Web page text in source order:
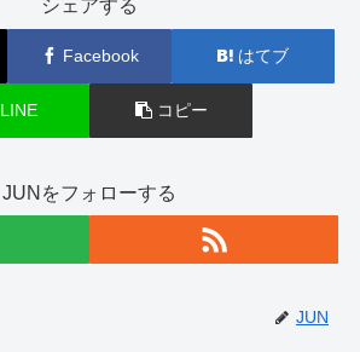
シェアする
Facebook はてブ
LINE コピー
JUNをフォローする
JUN